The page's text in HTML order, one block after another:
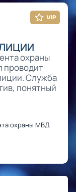
охраны
проводит
Служба
понятный
охраны МВД